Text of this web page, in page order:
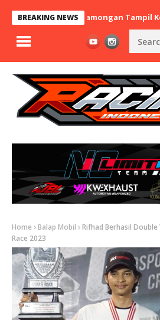
BREAKING NEWS
Asal Lamongan Tampil
Home Balap Mobil
Rifhad Berhasil
Race 2023